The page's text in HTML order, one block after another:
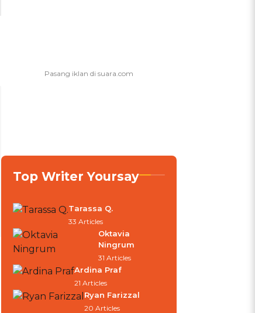
Top Writer Yoursay
Tarassa Q.
33 Articles
Oktavia
Ningrum
31 Articles
Ardina Praf
21 Articles
Ryan Farizzal
20 Articles